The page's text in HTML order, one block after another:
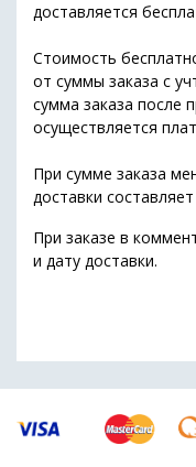
доставляется
Стоимость
от суммы заказа с
сумма заказа после
осуществляется
При сумме заказа
доставки
При заказе в
и дату доставки.